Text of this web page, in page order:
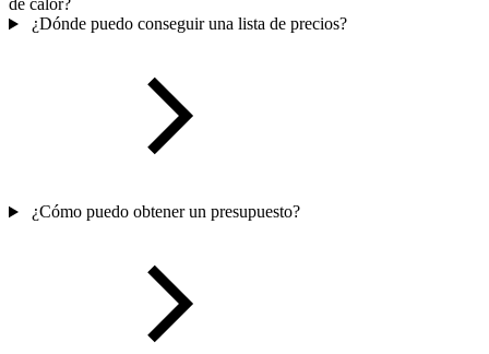
de calor?
¿Dónde puedo conseguir una lista de precios?
¿Cómo puedo obtener un presupuesto?